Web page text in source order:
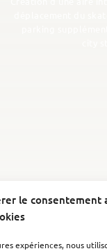
le consentement
expériences, nous